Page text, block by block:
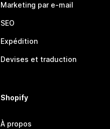
Marketing par e-mail
SEO
Expédition
Devises et traduction
Shopify
À propos